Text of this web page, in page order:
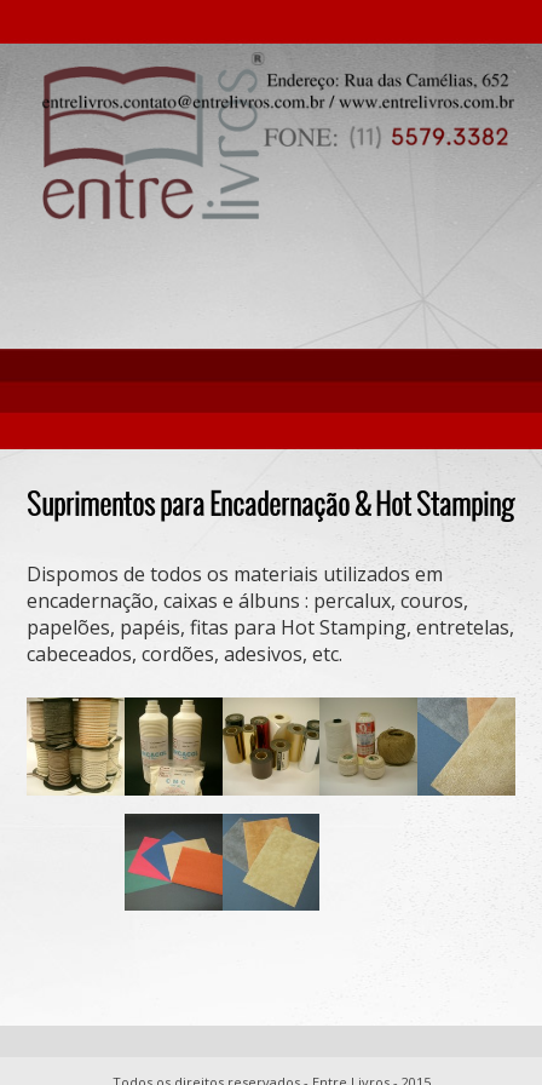
Suprimentos para Encadernação & Hot Stamping
Dispomos de todos os materiais utilizados em
encadernação, caixas e álbuns : percalux, couros,
papelões, papéis, fitas para Hot Stamping, entretelas,
cabeceados, cordões, adesivos, etc.